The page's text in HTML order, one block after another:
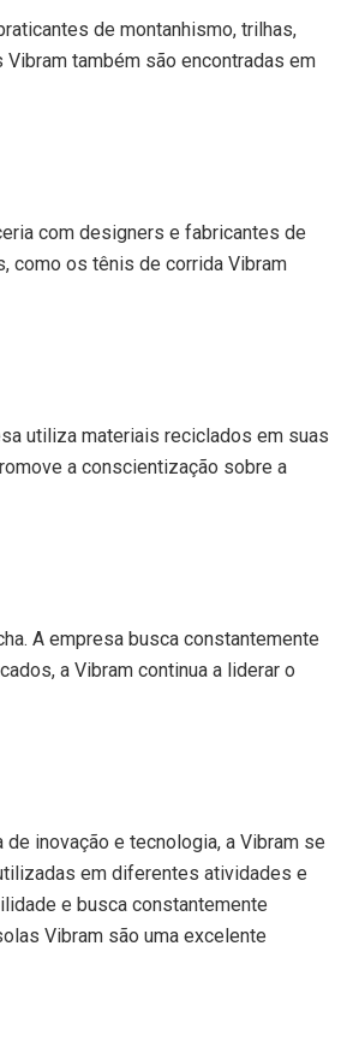
de montanhismo, trilhas,
também são encontradas em
com designers e fabricantes de
como os tênis de corrida Vibram
utiliza materiais reciclados em suas
a conscientização sobre a
A empresa busca constantemente
a Vibram continua a liderar o
inovação e tecnologia, a Vibram se
em diferentes atividades e
e busca constantemente
Vibram são uma excelente